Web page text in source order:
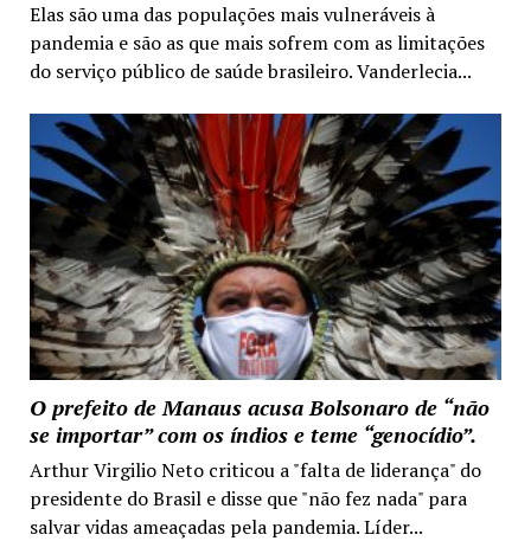
Elas são uma das populações mais vulneráveis à
pandemia e são as que mais sofrem com as limitações
do serviço público de saúde brasileiro. Vanderlecia...
O prefeito de Manaus acusa Bolsonaro de “não
se importar” com os índios e teme “genocídio”.
Arthur Virgilio Neto criticou a "falta de liderança" do
presidente do Brasil e disse que "não fez nada" para
salvar vidas ameaçadas pela pandemia. Líder...